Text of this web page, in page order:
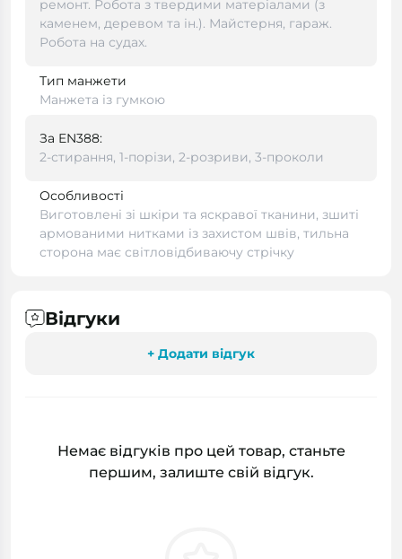
ремонт. Робота з твердими матеріалами (з
каменем, деревом та ін.). Майстерня, гараж.
Робота на судах.
Тип манжети
Манжета із гумкою
За EN388:
2-стирання, 1-порізи, 2-розриви, 3-проколи
Особливості
Виготовлені зі шкіри та яскравої тканини, зшиті
армованими нитками із захистом швів, тильна
сторона має світловідбиваючу стрічку
Відгуки
+ Додати відгук
Немає відгуків про цей товар, станьте
першим, залиште свій відгук.